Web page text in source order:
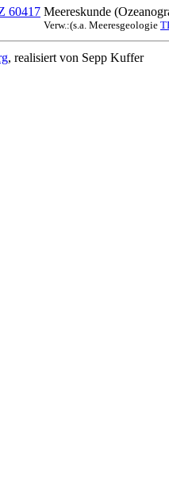
60417 Meereskunde
Verw.:(s.a. Meeresgeologie
, realisiert von Sepp Kuffer